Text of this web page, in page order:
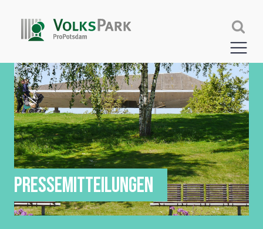
PRESSEMITTEILUNGEN